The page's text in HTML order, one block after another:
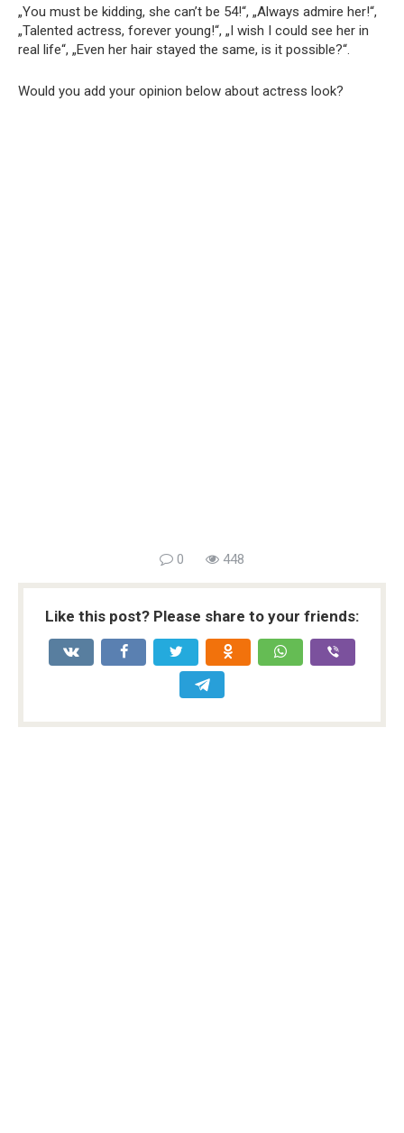
„You must be kidding, she can’t be 54!“, „Always admire her!“,
„Talented actress, forever young!“, „I wish I could see her in
real life“, „Even her hair stayed the same, is it possible?“.
Would you add your opinion below about actress look?
0 448
Like this post? Please share to your friends: